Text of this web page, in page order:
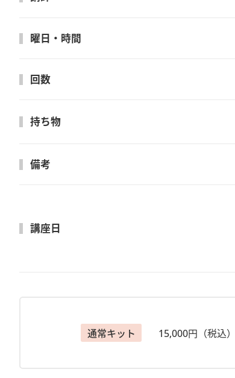
【見逃し配信があります】
・当日配信した講習のアーカイブをご視聴いた
※質問はLIVE配信中のみ受付いたします。ご了承
【注意事項】
◆［事前にお届けするもの］をお受け取りにな
ヴォーグ学園オンライン事業部
曜日・時間
回数
持ち物
備考
講座日
通常キット 15,000円（税込）